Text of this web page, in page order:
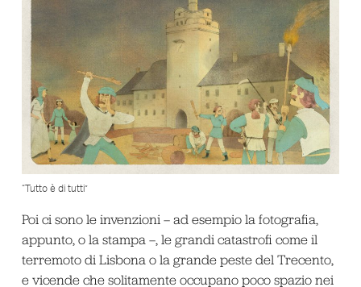
“Tutto è di tutti”
Poi ci sono le invenzioni – ad esempio la fotografia,
appunto, o la stampa –, le grandi catastrofi come il
terremoto di Lisbona o la grande peste del Trecento,
e vicende che solitamente occupano poco spazio nei